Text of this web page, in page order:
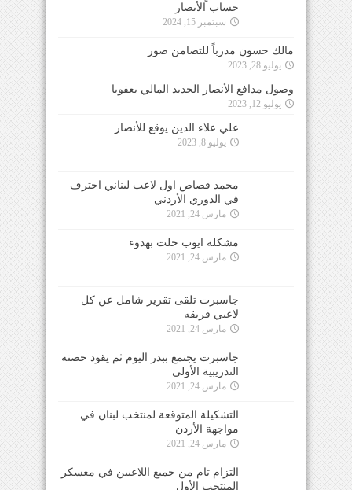
حساب الأنصار
سبتمبر 15, 2024
مالك حسون مدرباً للتضامن صور
يوليو 28, 2023
وصول مدافع الأنصار الجديد المالي يعقوبا
يوليو 12, 2023
علي علاء الدين يوقع للأنصار
يوليو 8, 2023
محمد قصاص اول لاعب لبناني احترف
في الدوري الأردني
مارس 24, 2021
مشكلة ايوب حلت بهدوء
مارس 24, 2021
جاسبرت تلقى تقرير شامل عن كل
لاعبي فريقه
مارس 24, 2021
جاسبرت يجتمع ببدر اليوم ثم يقود حصته
التدريبية الأولى
مارس 24, 2021
التشكيلة المتوقعة لمنتخب لبنان في
مواجهة الأردن
مارس 24, 2021
التزام تام من جميع اللاعبين في معسكر
المنتخب الأول